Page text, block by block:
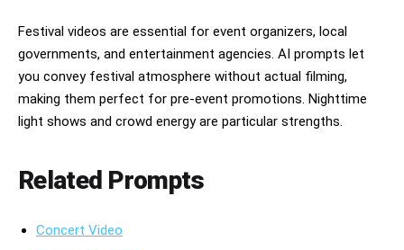
* 商品を渡す
* 完成したたこ焼きの超接写
---
### 【00:12〜00:15】
祭りの中心を見渡す超広角シネマティックショット。
行き交う浴衣姿の人々。
Festival videos are essential for event organizers, local
governments, and entertainment agencies. AI prompts let
you convey festival atmosphere without actual filming,
making them perfect for pre-event promotions. Nighttime
light shows and crowd energy are particular strengths.
Related Prompts
Concert Video